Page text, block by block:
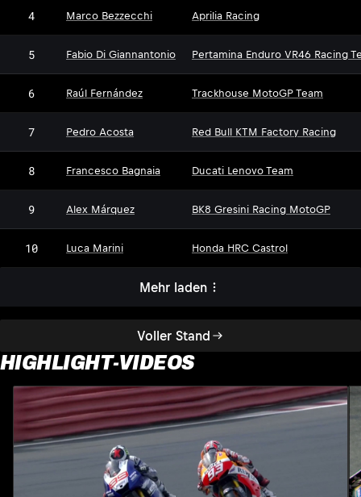
Voller Stand
4 Marco Bezzecchi Aprilia Racing
5 Fabio Di Giannantonio Pertamina Enduro VR46 Racing
6 Raúl Fernández Trackhouse MotoGP Team
7 Pedro Acosta Red Bull KTM Factory Racing
8 Francesco Bagnaia Ducati Lenovo Team
9 Alex Márquez BK8 Gresini Racing MotoGP
10 Luca Marini Honda HRC Castrol
Mehr laden
HIGHLIGHT-VIDEOS